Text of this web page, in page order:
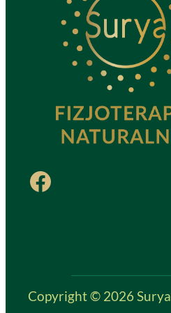
Facebook
Copyright © 2026 Surya